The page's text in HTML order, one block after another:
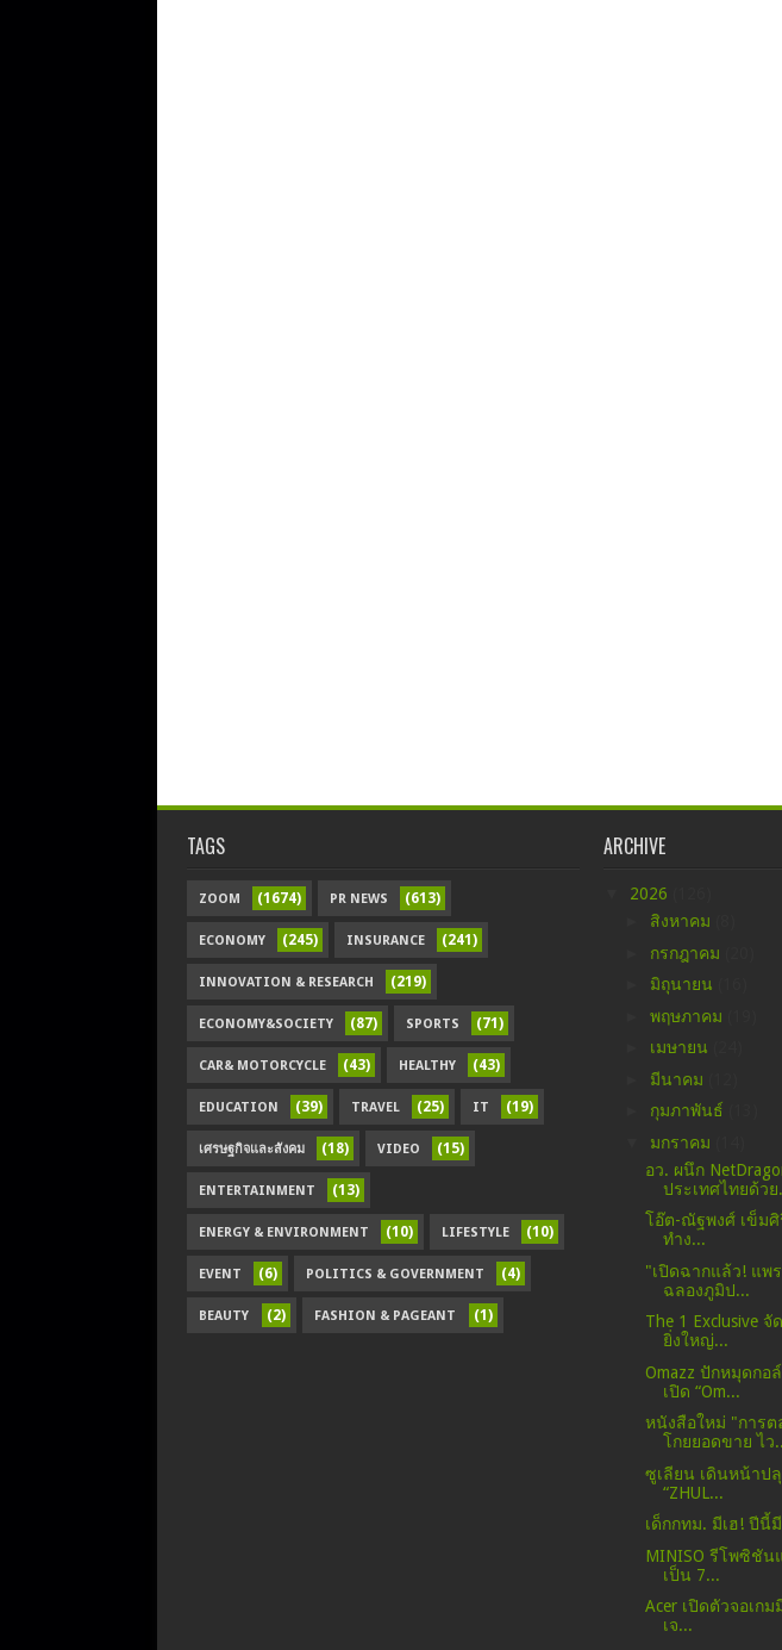
TAGS
ZOOM (1674) PR NEWS (613)
ECONOMY (245) INSURANCE (241)
INNOVATION & RESEARCH (219)
ECONOMY&SOCIETY (87) SPORTS (71)
CAR& MOTORCYCLE (43) HEALTHY (43)
EDUCATION (39) TRAVEL (25) IT (19)
เศรษฐกิจและสังคม (18) VIDEO (15)
ENTERTAINMENT (13)
ENERGY & ENVIRONMENT (10) LIFESTYLE (10)
EVENT (6) POLITICS & GOVERNMENT (4)
BEAUTY (2) FASHION & PAGEANT (1)
ARCHIVE
2026
สิงหาคม
กรกฎาคม
มิถุนายน
พฤษภาคม
เมษายน
มีนาคม
กุมภาพันธ์
มกราคม
อว. ผนึก
ประเทศไทยด้วย
โอ๊ต-ณัฐพงศ์ เข็ม
ทำง...
​"เปิดฉากแล้ว! แพ
ฉลองภูมิป...
The 1 Exclusive
ยิ่งใหญ่...
Omazz ปักหมุดกอ
เปิด “Om...
หนังสือใหม่ "การต
โกยยอดขาย ไว
ซูเลียน เดินหน้าป
“ZHUL...
เด็กกทม. มีเฮ! ปีนี้
MINISO รีโพซิชัน
เป็น 7...
Acer เปิดตัวจอเก
เจ...